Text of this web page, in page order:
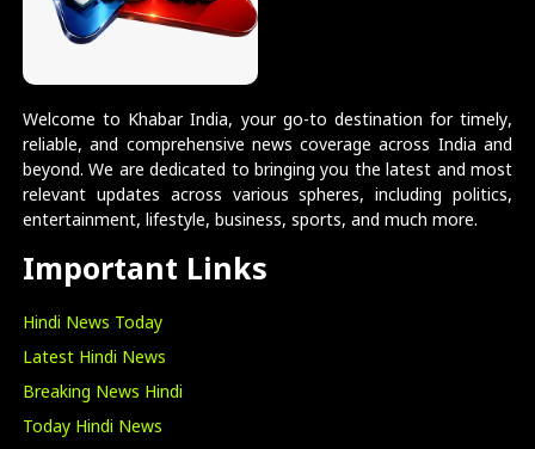
Welcome to Khabar India, your go-to destination for timely,
reliable, and comprehensive news coverage across India and
beyond. We are dedicated to bringing you the latest and most
relevant updates across various spheres, including politics,
entertainment, lifestyle, business, sports, and much more.
Important Links
Hindi News Today
Latest Hindi News
Breaking News Hindi
Today Hindi News